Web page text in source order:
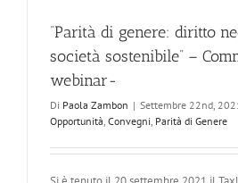
“Parità di genere: diritto
società sostenibile” –
webinar-
Di Paola Zambon | Settembre 22nd,
Opportunità, Convegni, Parità di Genere